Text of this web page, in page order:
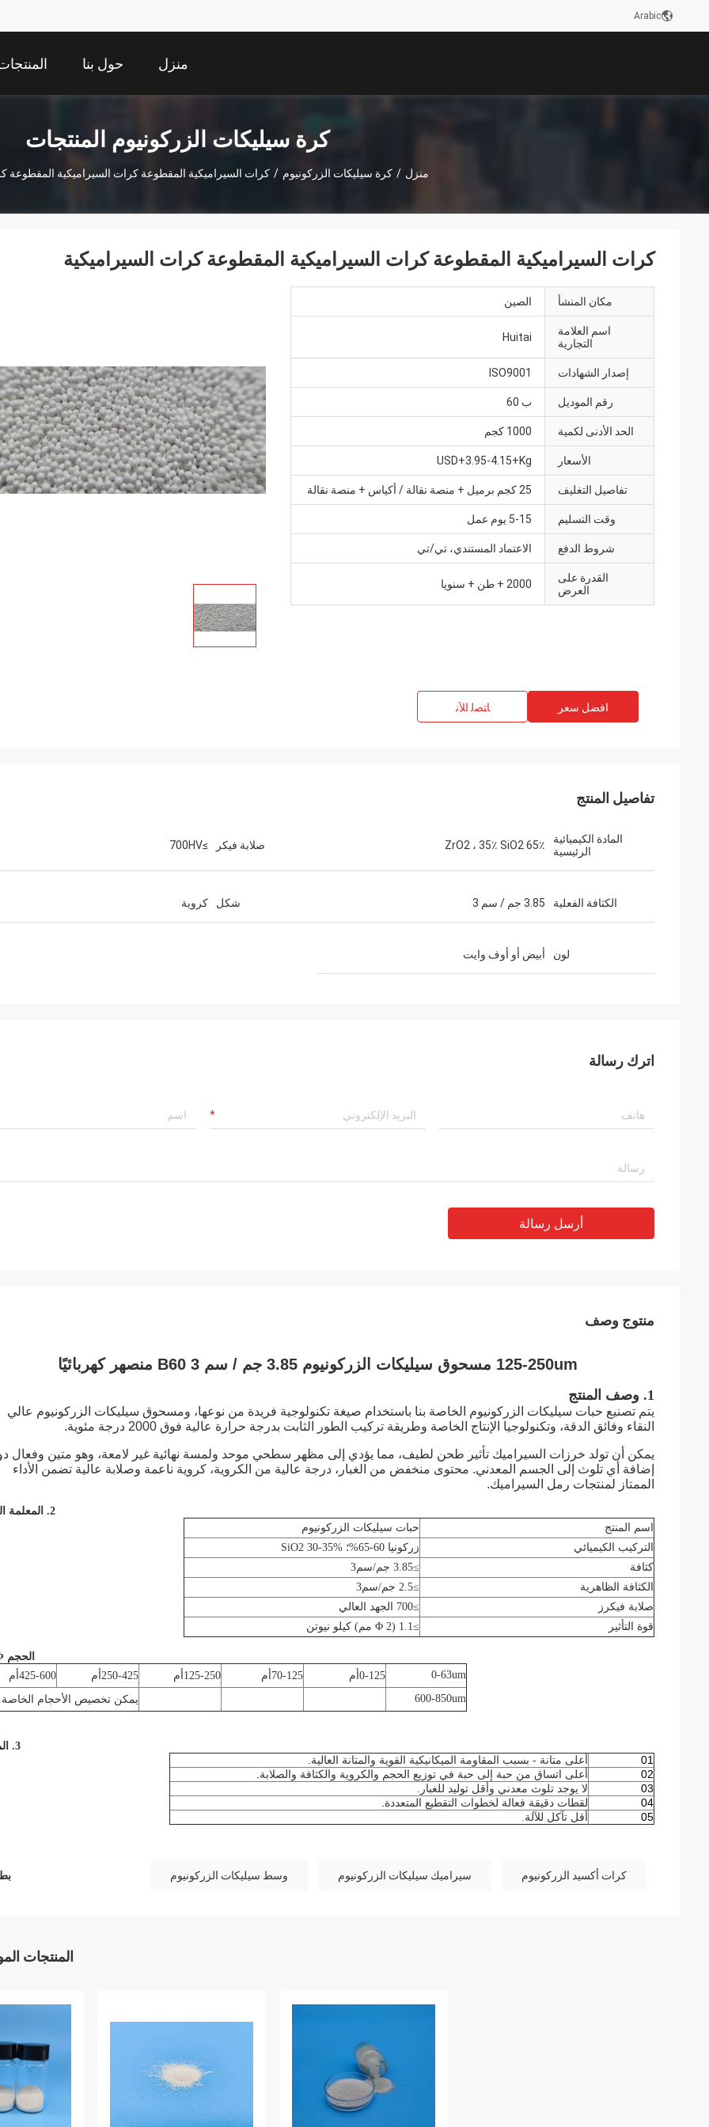
Arabic
منزل حول بنا
كرة سيليكات الزركونيوم المنتجات
منزل / كرة سيليكات الزركونيوم / كرات السيراميكية المقطوعة كرات السيراميكية المقطوعة
كرات السيراميكية المقطوعة كرات السيراميكية المقطوعة كرات السيراميكية
مكان المنشأ الصين
اسم العلامة
التجارية
Huitai
إصدار الشهادات ISO9001
رقم الموديل ب 60
الحد الأدنى لكمية 1000 كجم
الأسعار USD+3.95-4.15+Kg
تفاصيل التغليف 25 كجم برميل + منصة نقالة / أكياس + منصة نقالة
وقت التسليم 5-15 يوم عمل
شروط الدفع الاعتماد المستندي، تي/تي
القدرة على
العرض
2000 + طن + سنويا
افضل سعر ﺎﺘﺼﻟ ﺍﻶﻧ
تفاصيل المنتج
المادة الكيميائية
الرئيسية
65٪ ZrO2 ، 35٪ SiO2 صلابة فيكر ≥700HV
الكثافة الفعلية 3.85 جم / سم 3 شكل كروية
لون أبيض أو أوف وايت
اترك رسالة
أرسل رسالة
منتوج وصف
125-250um مسحوق سيليكات الزركونيوم 3.85 جم / سم 3 B60 منصهر كهربائيًا
1. وصف المنتج
يتم تصنيع حبات سيليكات الزركونيوم الخاصة بنا باستخدام صيغة تكنولوجية فريدة من نوعها، ومسحوق سيليكات الزركونيوم عالي
النقاء وفائق الدقة، وتكنولوجيا الإنتاج الخاصة وطريقة تركيب الطور الثابت بدرجة حرارة عالية فوق 2000 درجة مئوية.
يمكن أن تولد خرزات السيراميك تأثير طحن لطيف، مما يؤدي إلى مظهر سطحي موحد ولمسة نهائية غير لامعة، وهو متين وفعال
إضافة أي تلوث إلى الجسم المعدني. محتوى منخفض من الغبار، درجة عالية من الكروية، كروية ناعمة وصلابة عالية تضمن الأداء
الممتاز لمنتجات رمل السيراميك.
2. المعلمة الفنية
اسم المنتج
حبات سيليكات الزركونيوم
التركيب الكيميائي
زركونيا 60-65%؛ SiO2 30-35%
كثافة
≥3.85 جم/سم3
الكثافة الظاهرية
≥2.5 جم/سم3
صلابة فيكرز
≥700 الجهد العالي
قوة التأثير
≥1.1 (Φ 2 مم) كيلو نيوتن
الحجم Φ أم
0-63um
0-125 أم 70-125 أم 125-250 أم 250-425 أم 425-600 أم
600-850um
يمكن تخصيص الأحجام
3. الميزة
01 أعلى متانة - بسبب المقاومة الميكانيكية القوية والمتانة العالية
02
أعلى اتساق من حبة إلى حبة في توزيع الحجم والكروية والكثافة والصلابة
03
لا يوجد تلوث معدني وأقل توليد للغبار.
04 لقطات دقيقة فعالة لخطوات التقطيع المتعددة
05
أقل تآكل للآلة.
كرات أكسيد الزركونيوم سيراميك سيليكات الزركونيوم وسط سيليكات الزركونيوم
المنتجات